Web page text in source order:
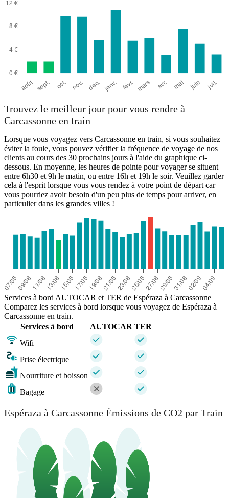
Trouvez le meilleur jour pour vous rendre à
Carcassonne en train
Lorsque vous voyagez vers Carcassonne en train, si vous souhaitez
éviter la foule, vous pouvez vérifier la fréquence de voyage de nos
clients au cours des 30 prochains jours à l'aide du graphique ci-
dessous. En moyenne, les heures de pointe pour voyager se situent
entre 6h30 et 9h le matin, ou entre 16h et 19h le soir. Veuillez garder
cela à l'esprit lorsque vous vous rendez à votre point de départ car
vous pourriez avoir besoin d'un peu plus de temps pour arriver, en
particulier dans les grandes villes !
Services à bord AUTOCAR et TER de Espéraza à Carcassonne
Comparez les services à bord lorsque vous voyagez de Espéraza à
Carcassonne en train.
Services à bord
AUTOCAR TER
Wifi
Prise électrique
Nourriture et boisson
Bagage
Espéraza à Carcassonne Émissions de CO2 par Train